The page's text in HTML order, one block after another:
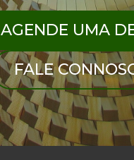
AGENDE UMA
FALE